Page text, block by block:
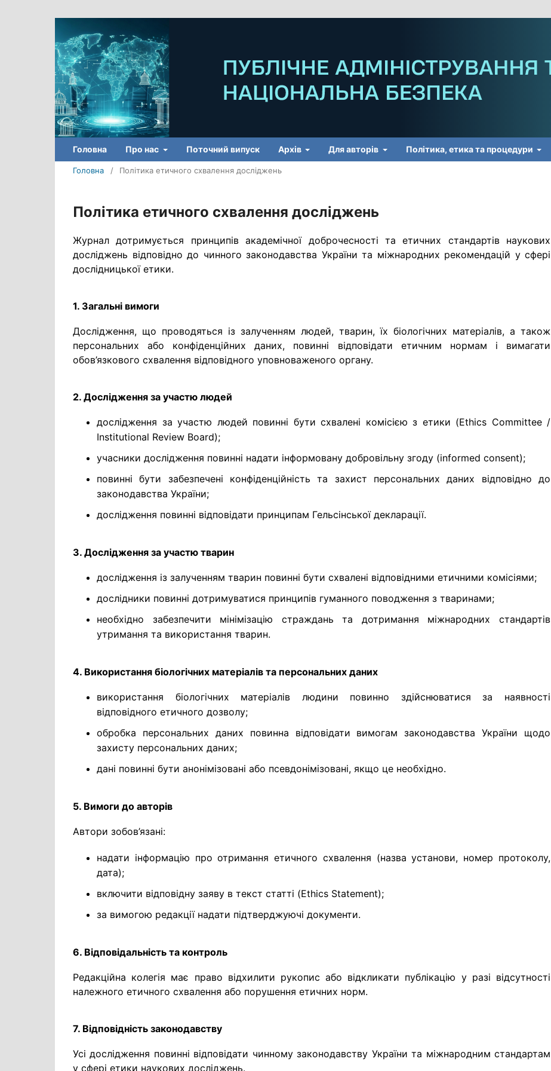
Головна Про нас Поточний випуск Архів Для авторів Політика, етика та процедури
Головна / Політика етичного схвалення досліджень
Політика етичного схвалення досліджень
Журнал дотримується принципів академічної доброчесності та етичних стандартів наукових
досліджень відповідно до чинного законодавства України та міжнародних рекомендацій у сфері
дослідницької етики.
1. Загальні вимоги
Дослідження, що проводяться із залученням людей, тварин, їх біологічних матеріалів, а також
персональних або конфіденційних даних, повинні відповідати етичним нормам і вимагати
обов’язкового схвалення відповідного уповноваженого органу.
2. Дослідження за участю людей
дослідження за участю людей повинні бути схвалені комісією з етики (Ethics Committee /
Institutional Review Board);
учасники дослідження повинні надати інформовану добровільну згоду (informed consent);
повинні бути забезпечені конфіденційність та захист персональних даних відповідно до
законодавства України;
дослідження повинні відповідати принципам Гельсінської декларації.
3. Дослідження за участю тварин
дослідження із залученням тварин повинні бути схвалені відповідними етичними комісіями;
дослідники повинні дотримуватися принципів гуманного поводження з тваринами;
необхідно забезпечити мінімізацію страждань та дотримання міжнародних стандартів
утримання та використання тварин.
4. Використання біологічних матеріалів та персональних даних
використання біологічних матеріалів людини повинно здійснюватися за наявності
відповідного етичного дозволу;
обробка персональних даних повинна відповідати вимогам законодавства України щодо
захисту персональних даних;
дані повинні бути анонімізовані або псевдонімізовані, якщо це необхідно.
5. Вимоги до авторів
Автори зобов’язані:
надати інформацію про отримання етичного схвалення (назва установи, номер протоколу,
дата);
включити відповідну заяву в текст статті (Ethics Statement);
за вимогою редакції надати підтверджуючі документи.
6. Відповідальність та контроль
Редакційна колегія має право відхилити рукопис або відкликати публікацію у разі відсутності
належного етичного схвалення або порушення етичних норм.
7. Відповідність законодавству
Усі дослідження повинні відповідати чинному законодавству України та міжнародним стандартам
у сфері етики наукових досліджень.